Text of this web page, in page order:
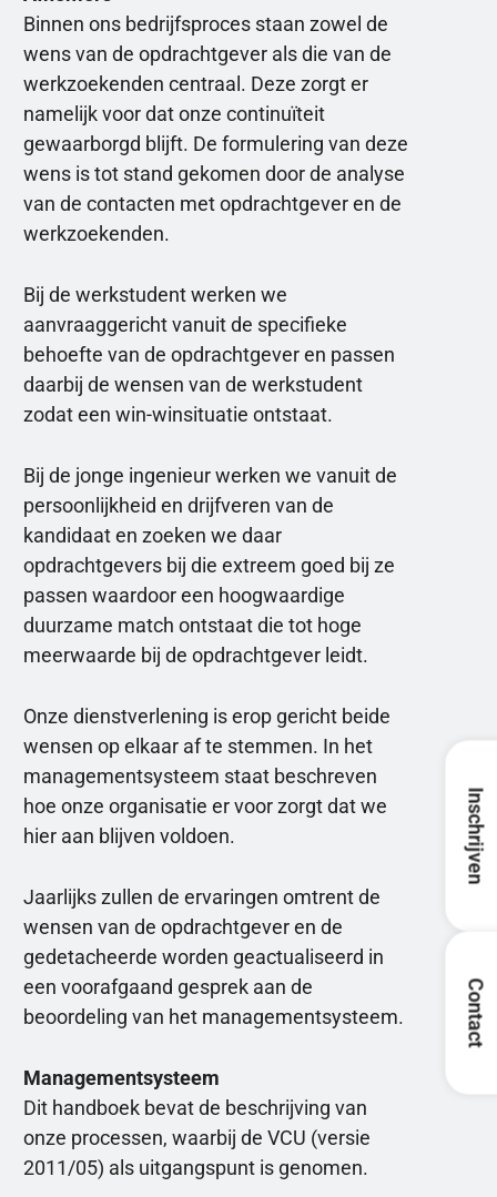
Binnen ons bedrijfsproces staan zowel de
wens van de opdrachtgever als die van de
werkzoekenden centraal. Deze zorgt er
namelijk voor dat onze continuïteit
gewaarborgd blijft. De formulering van deze
wens is tot stand gekomen door de analyse
van de contacten met opdrachtgever en de
werkzoekenden.
Bij de werkstudent werken we
aanvraaggericht vanuit de specifieke
behoefte van de opdrachtgever en passen
daarbij de wensen van de werkstudent
zodat een win-winsituatie ontstaat.
Bij de jonge ingenieur werken we vanuit de
persoonlijkheid en drijfveren van de
kandidaat en zoeken we daar
opdrachtgevers bij die extreem goed bij ze
passen waardoor een hoogwaardige
duurzame match ontstaat die tot hoge
meerwaarde bij de opdrachtgever leidt.
Onze dienstverlening is erop gericht beide
wensen op elkaar af te stemmen. In het
managementsysteem staat beschreven
hoe onze organisatie er voor zorgt dat we
hier aan blijven voldoen.
Jaarlijks zullen de ervaringen omtrent de
wensen van de opdrachtgever en de
gedetacheerde worden geactualiseerd in
een voorafgaand gesprek aan de
beoordeling van het managementsysteem.
Managementsysteem
Dit handboek bevat de beschrijving van
onze processen, waarbij de VCU (versie
2011/05) als uitgangspunt is genomen.
Inschrijven
Contact